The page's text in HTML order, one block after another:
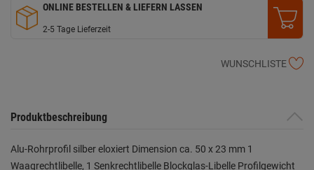
ONLINE BESTELLEN & LIEFERN LASSEN
2-5 Tage Lieferzeit
WUNSCHLISTE
Produktbeschreibung
Alu-Rohrprofil silber eloxiert Dimension ca. 50 x 23 mm 1
Waagrechtlibelle, 1 Senkrechtlibelle Blockglas-Libelle Profilgewicht